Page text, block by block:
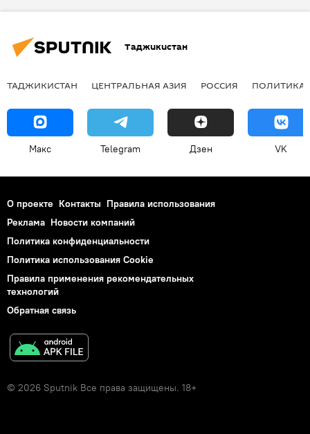
Таджикистан
ТАДЖИКИСТАН ЦЕНТРАЛЬНАЯ АЗИЯ РОССИЯ ПОЛИТИКА
Макс Telegram Дзен VK
О проекте Контакты Правила использования
Реклама Новости компаний
Политика конфиденциальности
Политика использования Cookie
Правила применения рекомендательных
технологий
Обратная связь
© 2026 Sputnik Все права защищены. 18+